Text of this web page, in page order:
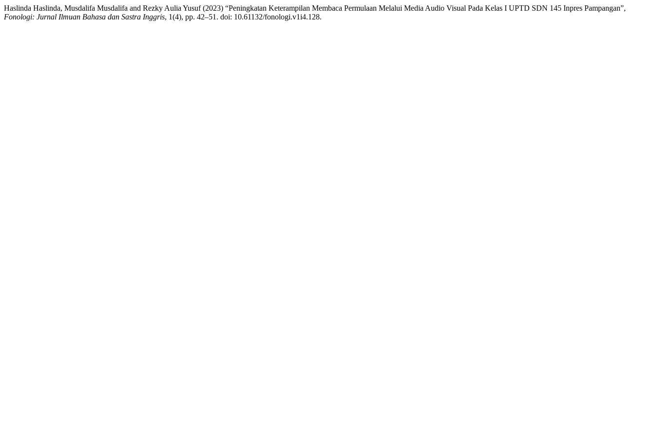
Haslinda Haslinda, Musdalifa Musdalifa and Rezky Aulia Yusuf (2023) “Peningkatan Keterampilan Membaca Permulaan Melalui Media Audio Visual Pada Kelas I UPTD SDN 145 Inpres Pampangan”,
Fonologi: Jurnal Ilmuan Bahasa dan Sastra Inggris, 1(4), pp. 42–51. doi: 10.61132/fonologi.v1i4.128.